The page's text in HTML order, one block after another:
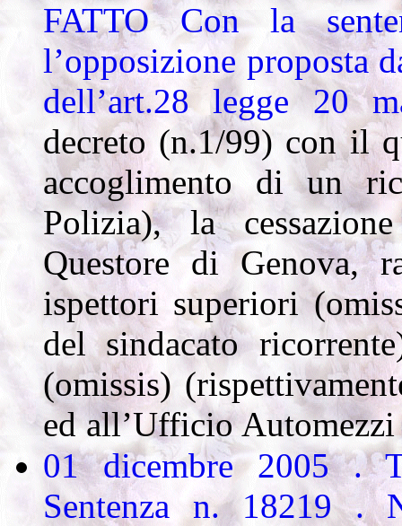
FATTOCon la
l’opposizione proposta
dell’art.28 legge 20
decreto (n.1/99) con il
accoglimento di un
Polizia), la
Questore di Genova,
ispettori superiori
del sindacato
(omissis)
ed all’Ufficio
01 dicembre 2005 .
Sentenza n. 18219 .